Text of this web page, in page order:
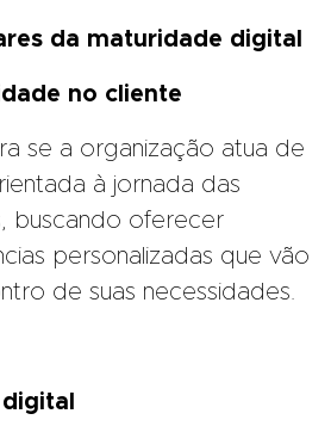
da maturidade digital
no cliente
se a organização atua de
à jornada das
buscando oferecer
personalizadas que vão
de suas necessidades.